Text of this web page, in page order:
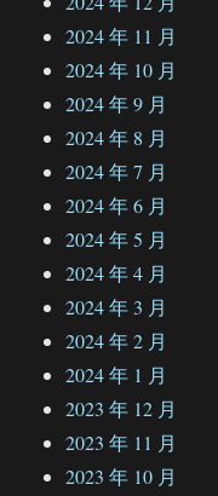
2024 年 11 月
2024 年 10 月
2024 年 9 月
2024 年 8 月
2024 年 7 月
2024 年 6 月
2024 年 5 月
2024 年 4 月
2024 年 3 月
2024 年 2 月
2024 年 1 月
2023 年 12 月
2023 年 11 月
2023 年 10 月